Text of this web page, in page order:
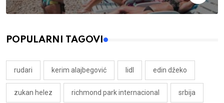
POPULARNI TAGOVI
rudari kerim alajbegović lidl edin džeko
zukan helez richmond park internacional srbija